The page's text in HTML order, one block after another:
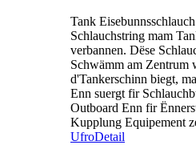
Tank
Schlauchstring mam
verbannen. Dëse
Schwämm am Zentrum
d'Tankerschinn biegt,
Enn suergt fir
Outboard Enn fir
Kupplung Equipement
UfroDetail